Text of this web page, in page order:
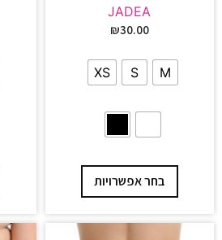
JADEA
₪30.00
M
S
XS
בחר אפשרויות